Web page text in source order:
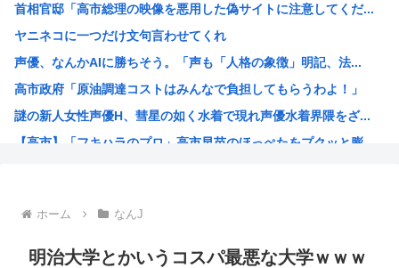
KDDI、楽天への回線貸し出し終了へ 都市部で9月末に
『この美人と結婚できる権利』が100万円だったらどっち選...
【画像】骨格ストレートな女さん、絶対に男受けが悪いカラダ...
日産e-power、無給油で1980km走行しギネス記録...
【画像】思わず保存したくなる「笑える画像・最高な画像」貼...
首相官邸「高市総理の映像を悪用した偽サイトに注意してくだ...
ヤニネコに一つだけ文句言わせてくれ
声優、なんかAIに勝ちそう。「声も「人格の象徴」明記、法...
高市政府「原油調達コストはみんなで負担してもらうわよ！」
謎の新人女性声優H、彗星の如く水着で現れ声優水着界隈をざ...
【高市】「フキハラのプロ」高市早苗のほっぺたをプクッと膨...
例のダンスアニメの作者、ヤバすぎる
高市早苗の消費税減税、93%が「賛成」www
ホーム なんJ
明治大学とかいうコスパ最悪な大学ｗｗｗ